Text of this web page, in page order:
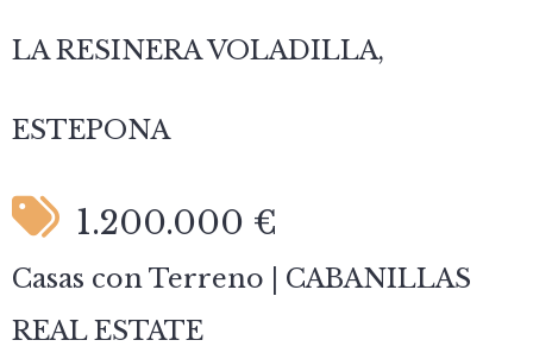
LA RESINERA VOLADILLA,
ESTEPONA
1.200.000 €
Casas con Terreno | CABANILLAS
REAL ESTATE